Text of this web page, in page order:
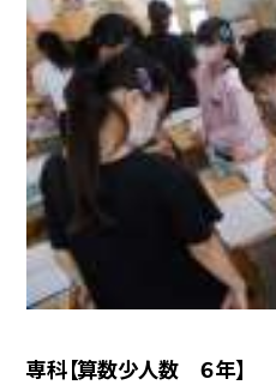
専科【算数少人数 ６年】